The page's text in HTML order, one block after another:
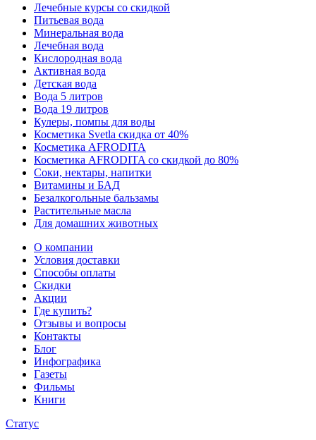
Лечебные курсы со скидкой
Питьевая вода
Минеральная вода
Лечебная вода
Кислородная вода
Активная вода
Детская вода
Вода 5 литров
Вода 19 литров
Кулеры, помпы для воды
Косметика Svetla скидка от 40%
Косметика AFRODITA
Косметика AFRODITA со скидкой до 80%
Соки, нектары, напитки
Витамины и БАД
Безалкогольные бальзамы
Растительные масла
Для домашних животных
О компании
Условия доставки
Способы оплаты
Скидки
Акции
Где купить?
Отзывы и вопросы
Контакты
Блог
Инфографика
Газеты
Фильмы
Книги
Статус